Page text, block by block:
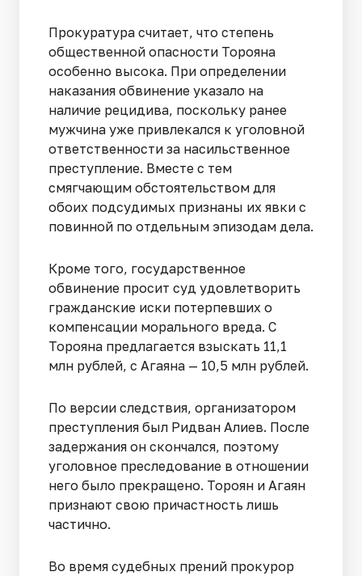
Прокуратура считает, что степень
общественной опасности Торояна
особенно высока. При определении
наказания обвинение указало на
наличие рецидива, поскольку ранее
мужчина уже привлекался к уголовной
ответственности за насильственное
преступление. Вместе с тем
смягчающим обстоятельством для
обоих подсудимых признаны их явки с
повинной по отдельным эпизодам дела.
Кроме того, государственное
обвинение просит суд удовлетворить
гражданские иски потерпевших о
компенсации морального вреда. С
Торояна предлагается взыскать 11,1
млн рублей, с Агаяна — 10,5 млн рублей.
По версии следствия, организатором
преступления был Ридван Алиев. После
задержания он скончался, поэтому
уголовное преследование в отношении
него было прекращено. Тороян и Агаян
признают свою причастность лишь
частично.
Во время судебных прений прокурор